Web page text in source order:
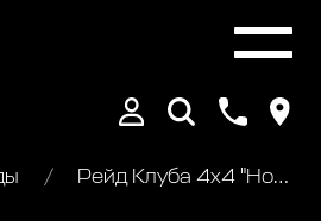
Рейд Клуба 4х4 "Новоторжский рубеж"